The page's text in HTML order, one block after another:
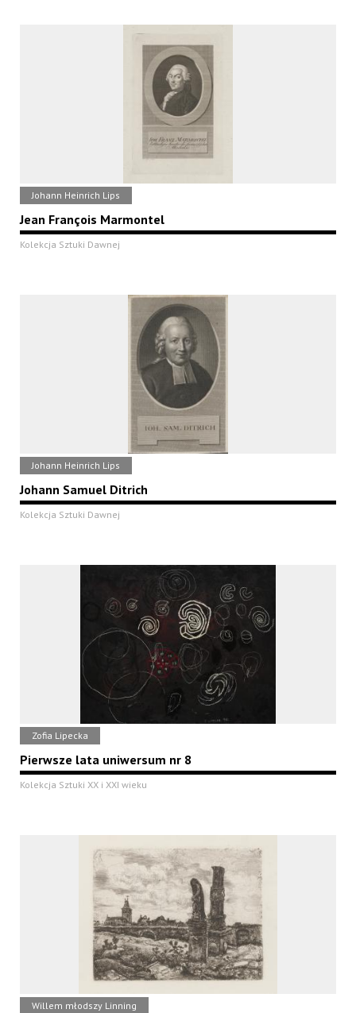
Johann Heinrich Lips
Jean François Marmontel
Kolekcja Sztuki Dawnej
Johann Heinrich Lips
Johann Samuel Ditrich
Kolekcja Sztuki Dawnej
Zofia Lipecka
Pierwsze lata uniwersum nr 8
Kolekcja Sztuki XX i XXI wieku
Willem młodszy Linning